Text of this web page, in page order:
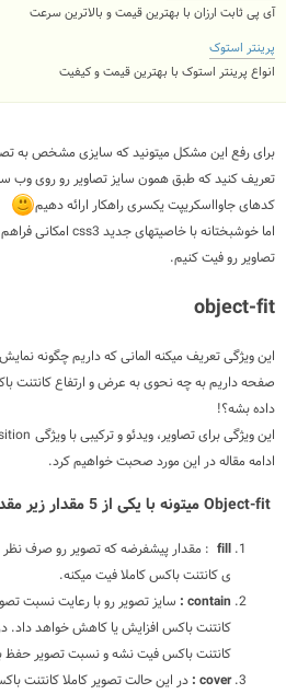
آی پی ثابت ارزان با بهترین قیمت و بالاترین سرعت
پرینتر استوک
انواع پرینتر استوک با بهترین قیمت و کیفیت
برای رفع این مشکل میتونید که سایزی مشخص به
تعریف کنید که طبق همون سایز تصاویر رو روی وب
کدهای جاوااسکریپت یکسری راهکار ارائه دهیم
اما خوشبختانه با خاصیتهای جدید css3 امکانی
تصاویر رو فیت کنیم.
object-fit
این ویژگی تعریف میکنه المانی که داریم چگونه
صفحه داریم به چه نحوی به عرض و ارتفاع کانتنت
داده بشه؟!
این ویژگی برای تصاویر، ویدئو و ترکیبی با ویژگی
ادامه مقاله در این مورد صحبت خواهیم کرد.
Object-fitمیتونه با یکی از 5 مقدار زیر مقداردهی بشه :
fill
: مقدار پیشفرضه که تصویر رو صرف نظر
ی کانتنت باکس کاملا فیت میکنه.
contain : سایز تصویر رو با رعایت نسبت
کانتنت باکس افزایش یا کاهش خواهد داد.
کانتنت باکس فیت نشه و نسبت تصویر حفظ
cover : در این حالت تصویر کاملا کانتنت